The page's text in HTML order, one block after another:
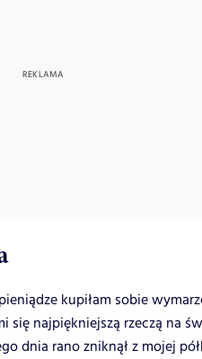
kupiłam sobie
się najpiękniejszą rzeczą na
dnia rano zniknął z mojej